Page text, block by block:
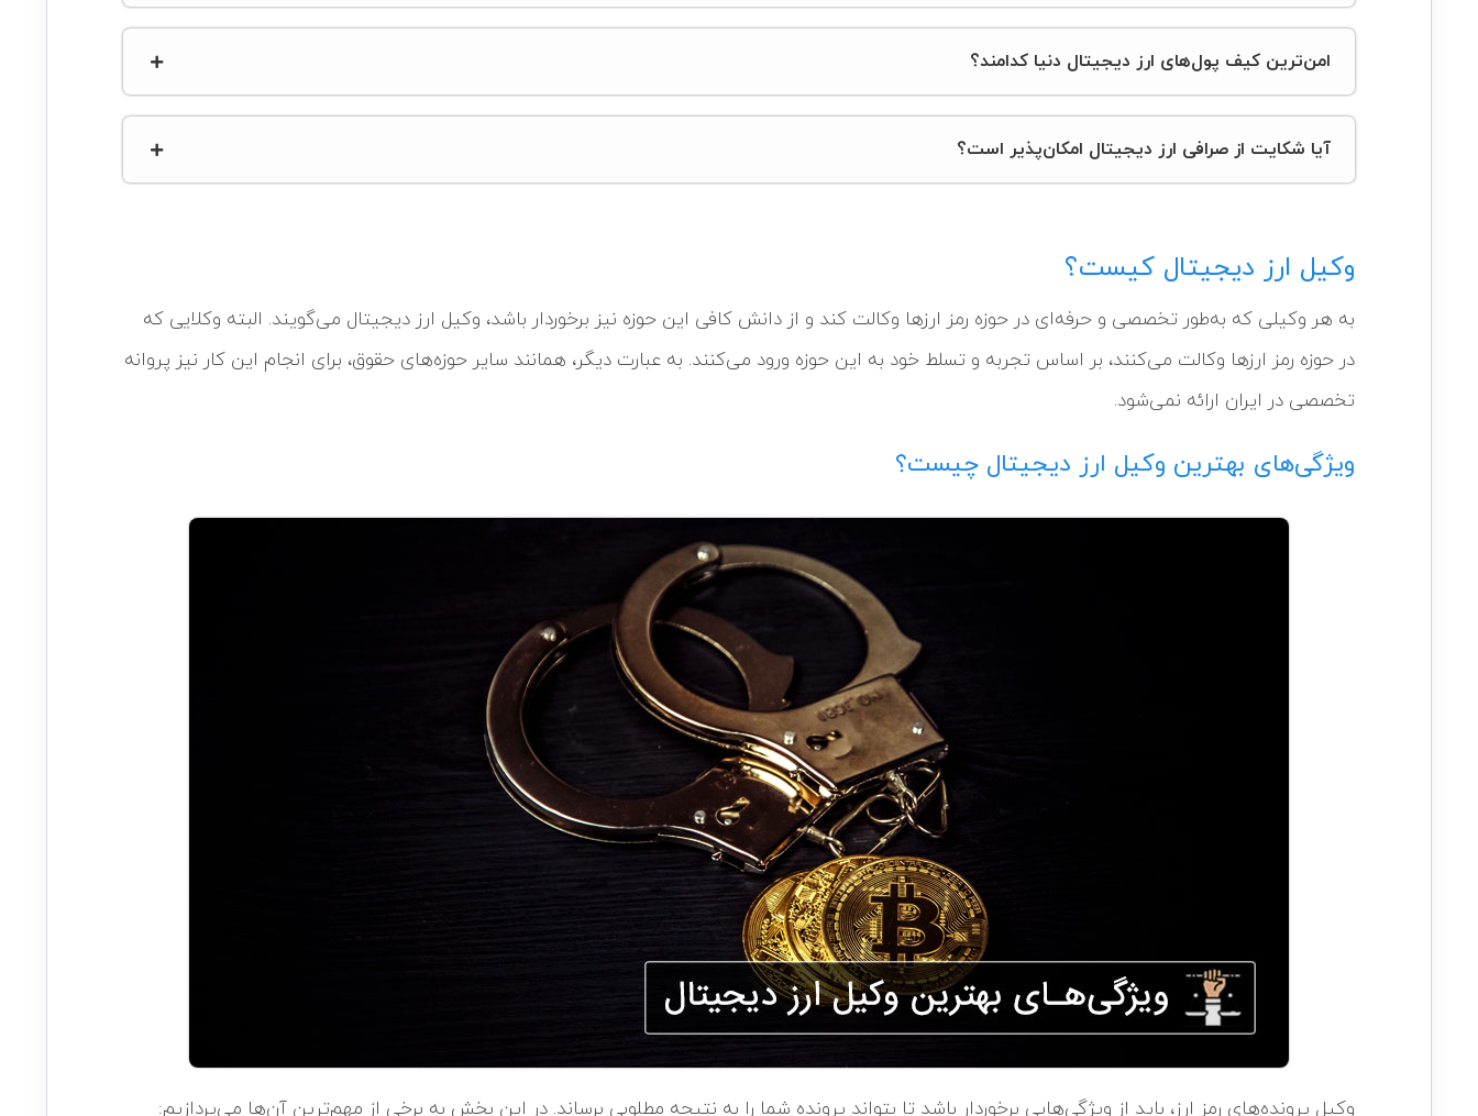
امن‌ترین کیف پول‌های ارز دیجیتال دنیا کدامند؟
آیا شکایت از صرافی ارز دیجیتال امکان‌پذیر است؟
وکیل ارز دیجیتال کیست؟
به هر وکیلی که به‌طور تخصصی و حرفه‌ای در حوزه رمز ارزها وکالت کند و از دانش کافی این حوزه نیز برخوردار باشد، وکیل ارز دیجیتال می‌گویند. البته وکلایی که
در حوزه رمز ارزها وکالت می‌کنند، بر اساس تجربه و تسلط خود به این حوزه ورود می‌کنند. به عبارت دیگر، همانند سایر حوزه‌های حقوق، برای انجام این کار نیز پروانه
تخصصی در ایران ارائه نمی‌شود.
ویژگی‌های بهترین وکیل ارز دیجیتال چیست؟
وکیل پرونده‌های رمز ارز، باید از ویژگی‌هایی برخوردار باشد تا بتواند پرونده شما را به نتیجه مطلوبی برساند. در این بخش به برخی از مهم‌ترین آن‌ها می‌پردازیم: